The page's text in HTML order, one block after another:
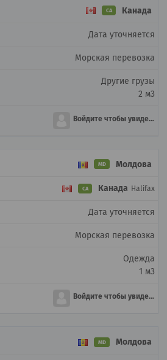
CA Канада
Дата уточняется
Морская перевозка
Другие грузы
2 м3
Войдите чтобы увидеть
MD Молдова
CA Канада Halifax
Дата уточняется
Морская перевозка
Одежда
1 м3
Войдите чтобы увидеть
MD Молдова